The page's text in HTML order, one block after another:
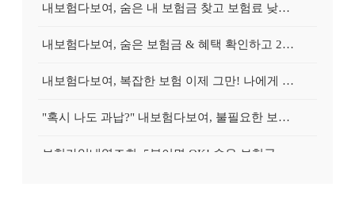
내보험다보여, 숨은 내 보험금 찾고 보험료 낮추는 마법?
내보험다보여, 숨은 보험금 & 혜택 확인하고 2025년 똑똑하게 보험 관리 시작하는 방법
내보험다보여, 복잡한 보험 이제 그만! 나에게 딱 맞는 보험 찾는 3가지 비법
"혹시 나도 과납?" 내보험다보여, 불필요한 보험 정리하고 똑똑하게 보험료 다이어트!